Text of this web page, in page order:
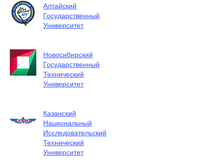
Алтайский
Государственный
Университет
Новосибирский
Государственный
Технический
Университет
Казанский
Национальный
Исследовательский
Технический
Университет